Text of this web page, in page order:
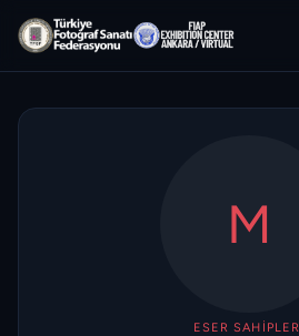
M
ESER